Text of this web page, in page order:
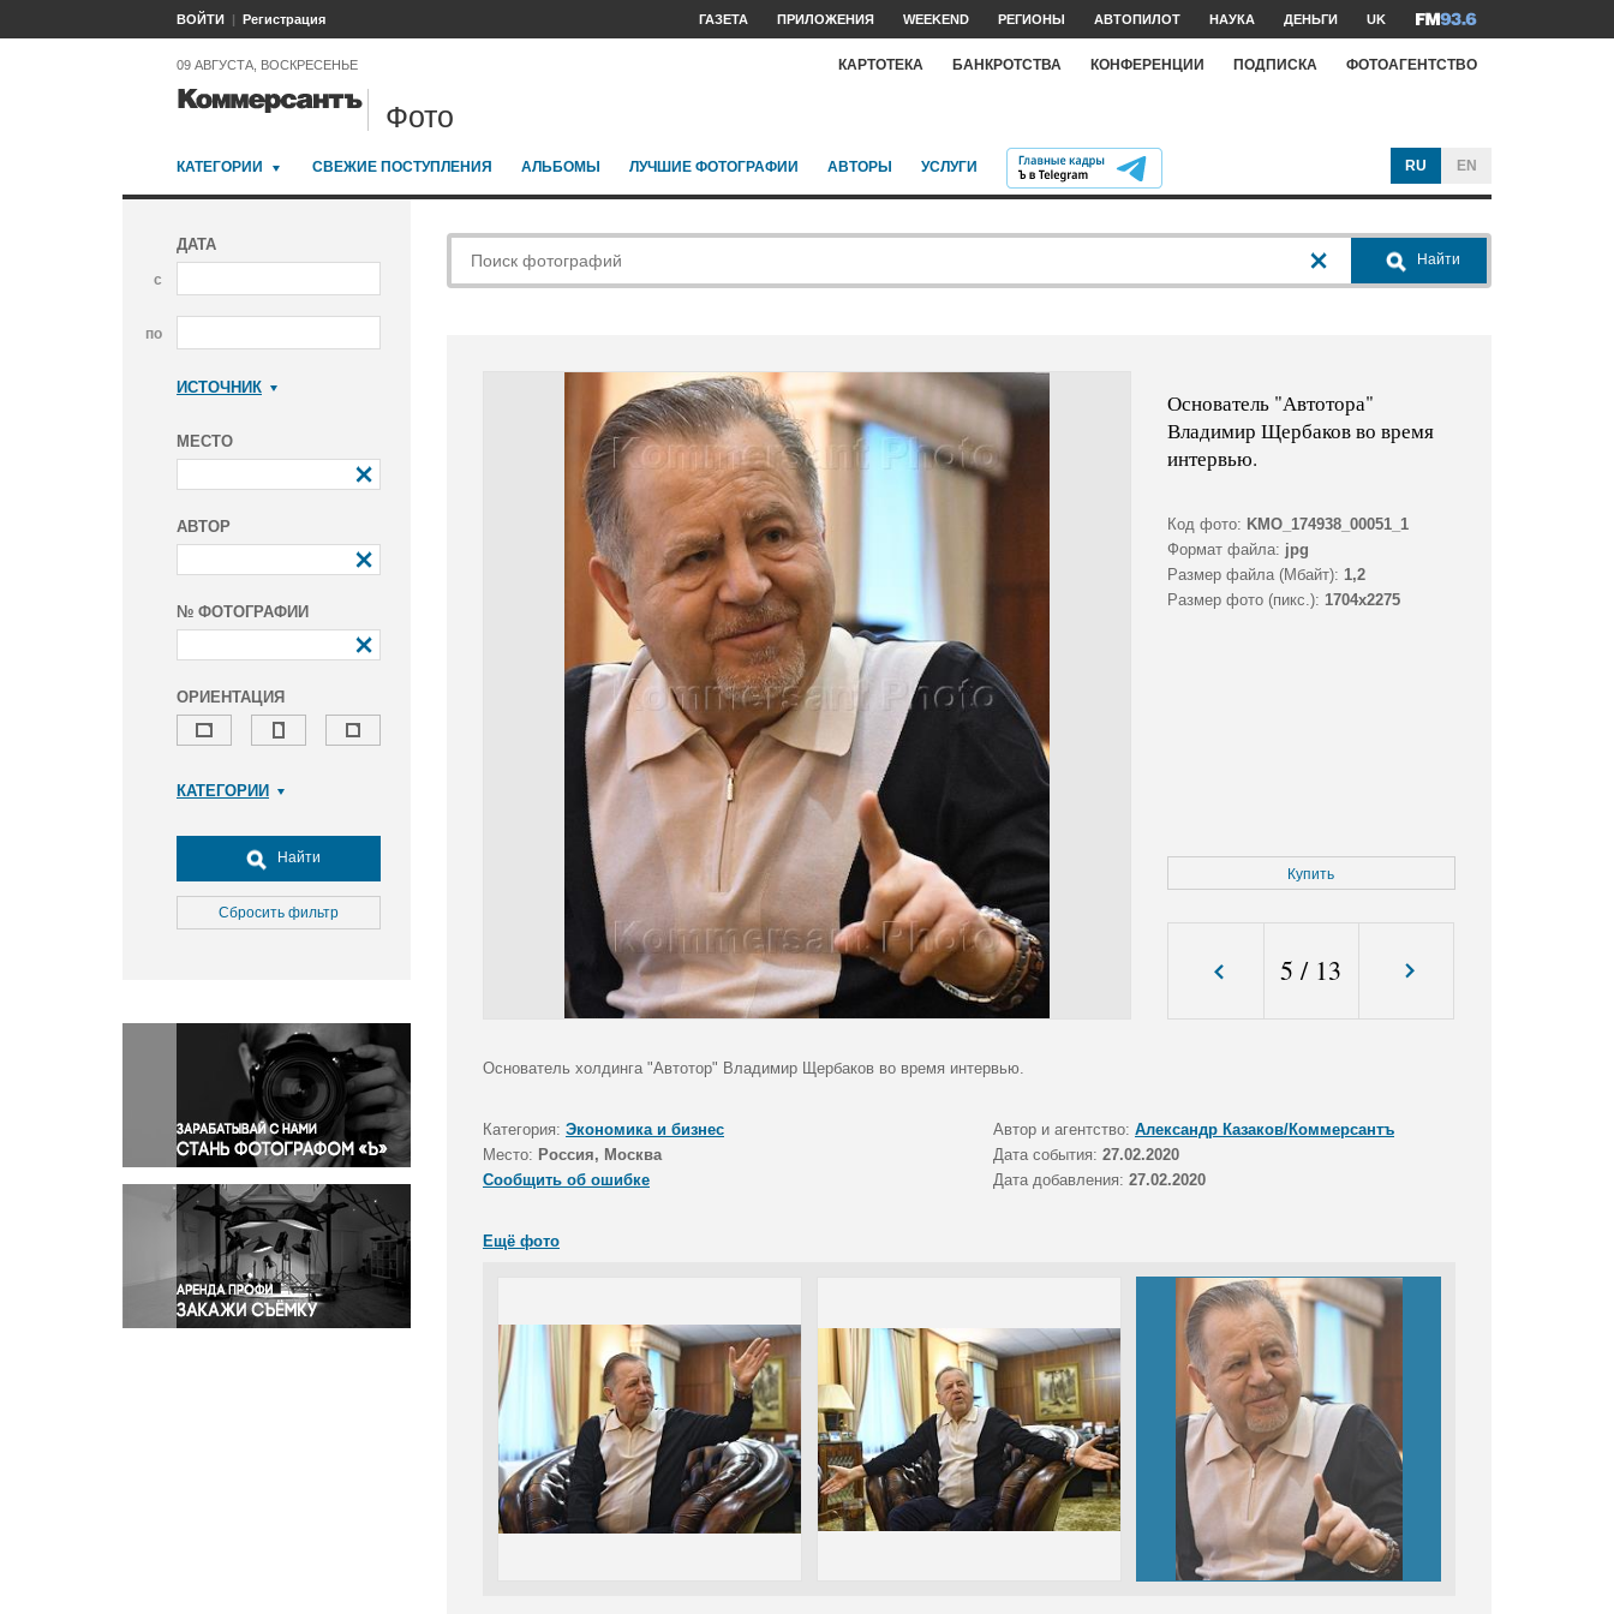
ВОЙТИ Регистрация ГАЗЕТА ПРИЛОЖЕНИЯ WEEKEND РЕГИОНЫ АВТОПИЛОТ НАУКА ДЕНЬГИ UK
09 АВГУСТА, ВОСКРЕСЕНЬЕ КАРТОТЕКА БАНКРОТСТВА КОНФЕРЕНЦИИ ПОДПИСКА ФОТОАГЕНТСТВО
Фото
КАТЕГОРИИ СВЕЖИЕ ПОСТУПЛЕНИЯ АЛЬБОМЫ ЛУЧШИЕ ФОТОГРАФИИ АВТОРЫ УСЛУГИ RU EN
ДАТА
с
по
ИСТОЧНИК
МЕСТО
АВТОР
№ ФОТОГРАФИИ
ОРИЕНТАЦИЯ
КАТЕГОРИИ
Досуг, туризм и отдых
Культура
Медицина
Окружающая среда
Политика
Правосудие
Происшествия и конфликты
Религия
Светская жизнь
Спорт
Экология
Экономика и бизнес
Найти
Сбросить фильтр
Найти
Основатель "Автотора"
Владимир Щербаков во время
интервью.
Код фото: KMO_174938_00051_1
Формат файла: jpg
Размер файла (Мбайт): 1,2
Размер фото (пикс.): 1704x2275
Купить
5 / 13
Основатель холдинга "Автотор" Владимир Щербаков во время интервью.
Категория: Экономика и бизнес Автор и агентство: Александр Казаков/Коммерсантъ
Место: Россия, Москва Дата события: 27.02.2020
Сообщить об ошибке
Дата добавления: 27.02.2020
Ещё фото